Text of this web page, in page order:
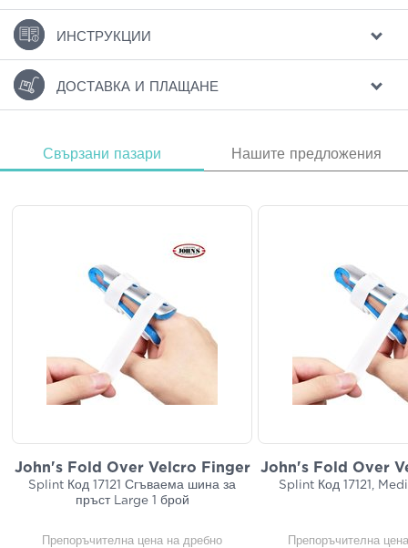
ИНСТРУКЦИИ
ДОСТАВКА И ПЛАЩАНЕ
Свързани пазари Нашите предложения
John's Fold Over Velcro Finger
Splint Код 17121 Сгъваема шина за
пръст Large 1 брой
Препоръчителна цена на дребно
John's Fold Over
Splint Код 17121,
Препоръчителна